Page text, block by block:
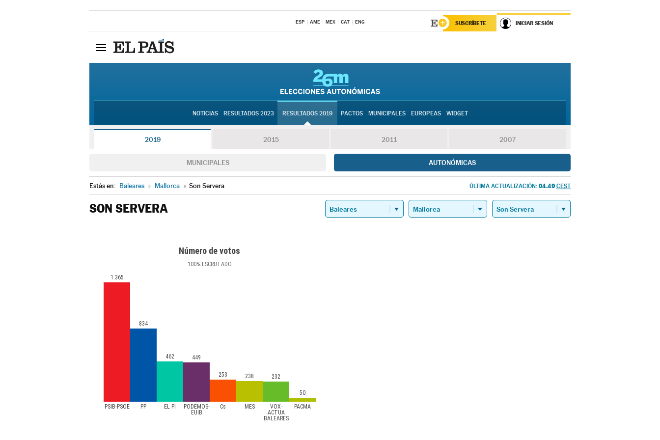
ESP AME MEX CAT ENG SUSCRÍBETE INICIAR SESIÓN
NOTICIAS RESULTADOS 2023 RESULTADOS 2019 PACTOS MUNICIPALES EUROPEAS WIDGET
2019 2015 2011 2007
MUNICIPALES AUTONÓMICAS
Estás en: Baleares » Mallorca » Son Servera ÚLTIMA ACTUALIZACIÓN: 04.49 CEST
SON SERVERA
Número de votos
100%ESCRUTADO
PSIB-PSOE PP EL PI
PODEMOS-
EUIB
Cs MÉS
VOX-
ACTUA
BALEARES
PACMA
1.365
834
462 449
253 238 232
50